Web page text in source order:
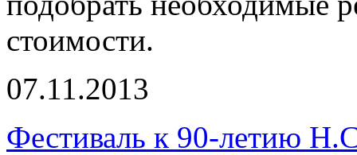
стоимости.
07.11.2013
Фестиваль к 90-летию